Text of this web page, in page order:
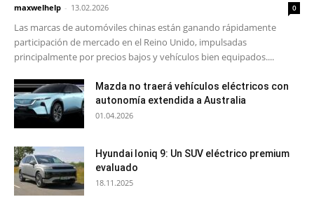
maxwelhelp - 13.02.2026 0
Las marcas de automóviles chinas están ganando rápidamente
participación de mercado en el Reino Unido, impulsadas
principalmente por precios bajos y vehículos bien equipados....
Mazda no traerá vehículos eléctricos con
autonomía extendida a Australia
01.04.2026
Hyundai Ioniq 9: Un SUV eléctrico premium
evaluado
18.11.2025